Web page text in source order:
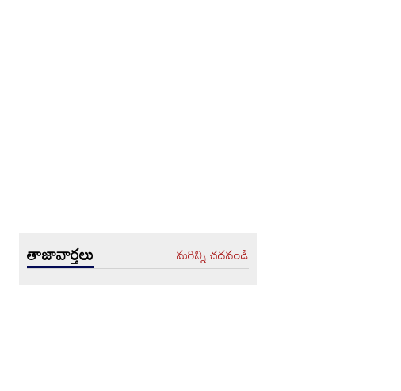
తాజావార్తలు మరిన్ని చదవండి